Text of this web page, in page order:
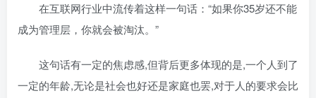
在互联网行业中流传着这样一句话：“如果你35岁还不能
成为管理层，你就会被淘汰。”
这句话有一定的焦虑感,但背后更多体现的是,一个人到了
一定的年龄,无论是社会也好还是家庭也罢,对于人的要求会比